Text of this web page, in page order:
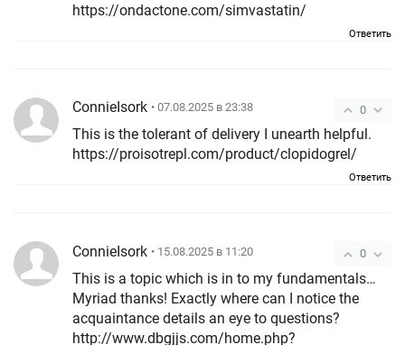
https://ondactone.com/simvastatin/
Ответить
0
ConnieIsork • 07.08.2025 в 23:38
This is the tolerant of delivery I unearth helpful.
https://proisotrepl.com/product/clopidogrel/
Ответить
0
ConnieIsork • 15.08.2025 в 11:20
This is a topic which is in to my fundamentals…
Myriad thanks! Exactly where can I notice the
acquaintance details an eye to questions?
http://www.dbgjjs.com/home.php?